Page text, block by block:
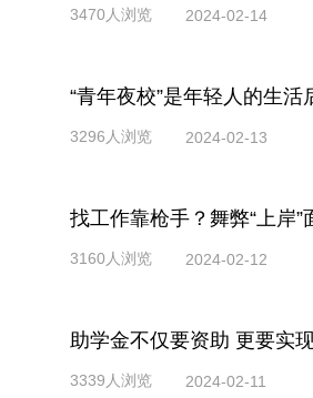
3470人浏览 2024-02-14
“青年夜校”是年轻人的生活
3296人浏览 2024-02-13
找工作靠枪手？舞弊“上岸
3160人浏览 2024-02-12
助学金不仅要资助 更要实
3339人浏览 2024-02-11